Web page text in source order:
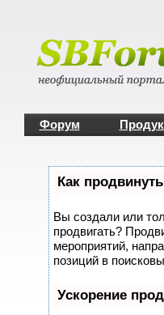
Форум
Как
Вы создали или
продвигать?
мероприятий,
позиций в
Ускорение